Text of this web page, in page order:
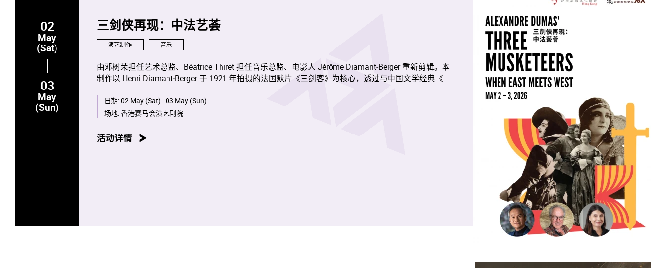
02
May
(Sat)
03
May
(Sun)
三剑侠再现：中法艺荟
演艺制作 音乐
由邓树荣担任艺术总监、Béatrice Thiret 担任音乐总监、电影人 Jérôme Diamant‑Berger 重新剪辑。本
制作以 Henri Diamant‑Berger 于 1921 年拍摄的法国默片《三剑客》为核心，透过与中国文学经典《水
的粤语剧本，由音乐学院及戏剧学院学生演出，并配以电影电视学院学生的多媒体制作。
日期:02 May (Sat) - 03 May (Sun)
场地:香港赛马会演艺剧院
活动详情